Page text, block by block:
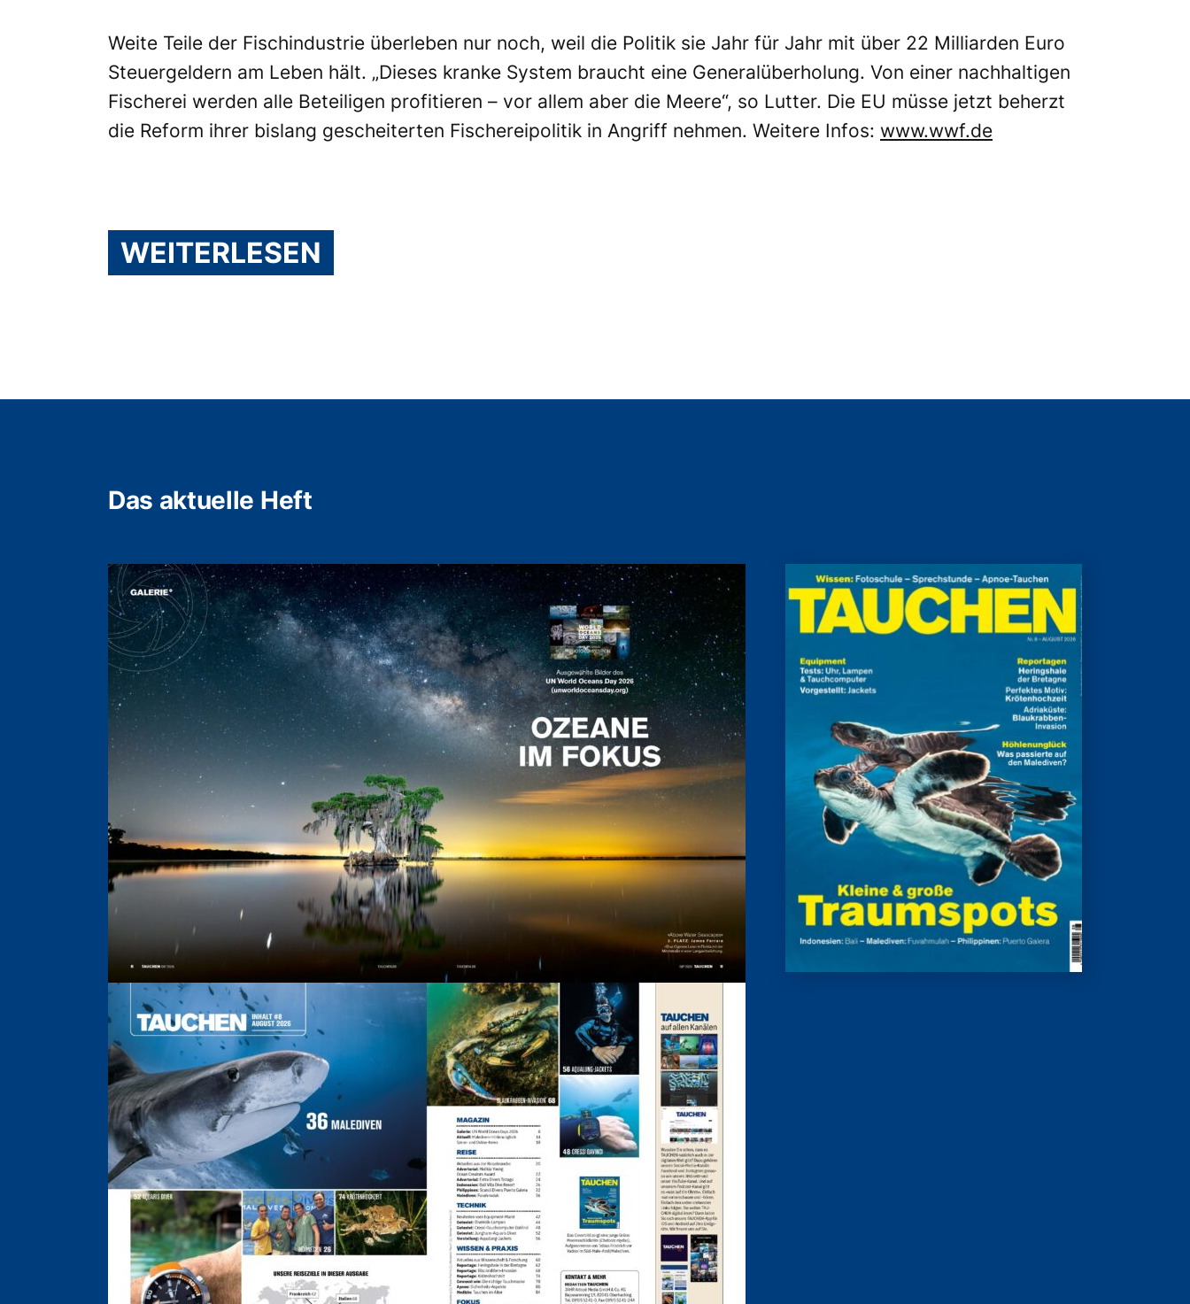
Weite Teile der Fischindustrie überleben nur noch, weil die Politik sie Jahr für Jahr mit über 22 Milliarden Euro
Steuergeldern am Leben hält. „Dieses kranke System braucht eine Generalüberholung. Von einer nachhaltigen
Fischerei werden alle Beteiligen profitieren – vor allem aber die Meere“, so Lutter. Die EU müsse jetzt beherzt
die Reform ihrer bislang gescheiterten Fischereipolitik in Angriff nehmen. Weitere Infos: www.wwf.de
WEITERLESEN
Das aktuelle Heft